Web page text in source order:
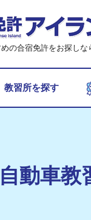
の合宿免許をお探し
教習所を探す
動車教